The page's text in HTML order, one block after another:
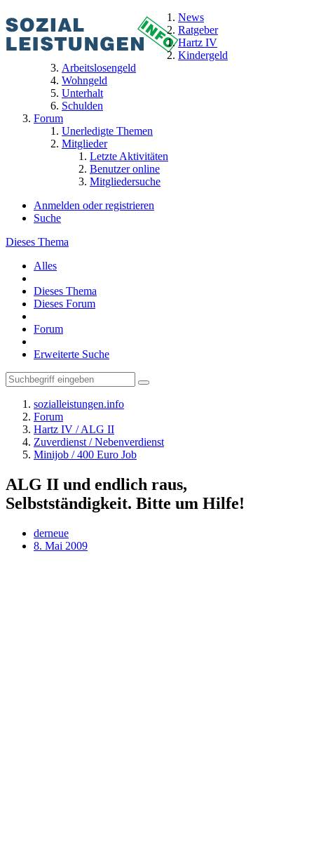
News
Ratgeber
Hartz IV
Kindergeld
Arbeitslosengeld
Wohngeld
Unterhalt
Schulden
Forum
Unerledigte Themen
Mitglieder
Letzte Aktivitäten
Benutzer online
Mitgliedersuche
Anmelden oder registrieren
Suche
Dieses Thema
Alles
Dieses Thema
Dieses Forum
Forum
Erweiterte Suche
sozialleistungen.info
Forum
Hartz IV / ALG II
Zuverdienst / Nebenverdienst
Minijob / 400 Euro Job
ALG II und endlich raus,
Selbstständigkeit. Bitte um Hilfe!
derneue
8. Mai 2009